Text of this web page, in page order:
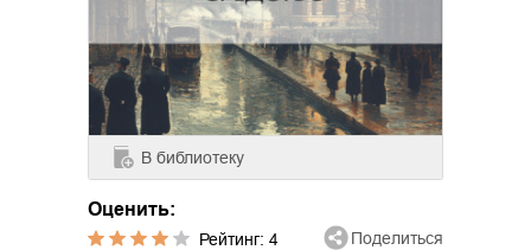
В библиотеку
Оценить:
Рейтинг: 4 Поделиться